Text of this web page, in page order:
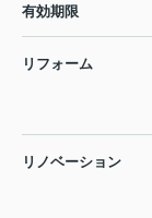
有効期限
リフォーム
リノベーション